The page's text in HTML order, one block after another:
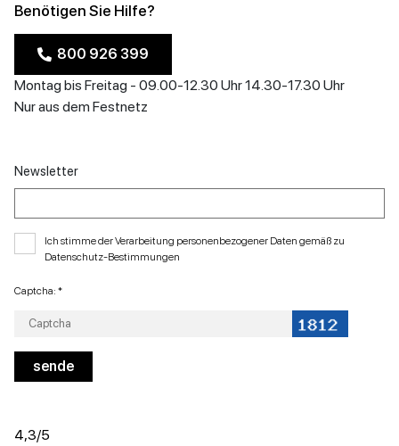
Benötigen Sie Hilfe?
800 926 399
Montag bis Freitag - 09.00-12.30 Uhr 14.30-17.30 Uhr
Nur aus dem Festnetz
Newsletter
Ich stimme der Verarbeitung personenbezogener Daten gemäß zu
Datenschutz-Bestimmungen
Captcha: *
4,3/5